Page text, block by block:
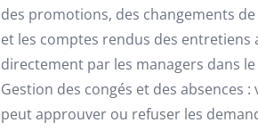
des promotions, des changements
et les comptes rendus des
directement par les managers dans le
Gestion des congés et des absences
peut approuver ou refuser les